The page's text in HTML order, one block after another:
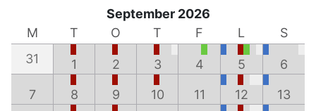
September 2026
M
T O T F L
S
31
1 2 3 4 5 6
7 8 9 10 11 12 13